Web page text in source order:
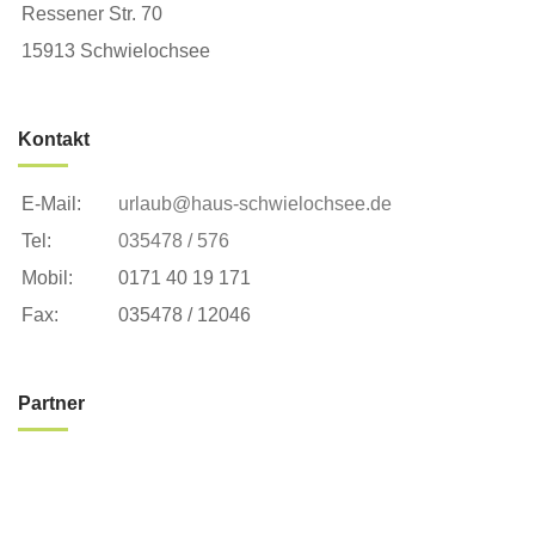
Ressener Str. 70
15913 Schwielochsee
Kontakt
E-Mail:
urlaub@haus-schwielochsee.de
Tel:
035478 / 576
Mobil:
0171 40 19 171
Fax:
035478 / 12046
Partner